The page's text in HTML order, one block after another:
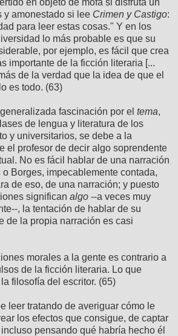
y amonestado si lee Crimen y Castigo:
para leer estas cosas." Y en los
lo más probable es que su
por ejemplo, es fácil que crea
importante de la ficción literaria [...
de la verdad que la idea de que el
es todo. (63)
fascinación por el tema,
de lengua y literatura de los
y universitarios, se debe a la
el profesor de decir algo soprendente
No es fácil hablar de una narración
Borges, impecablemente contada,
de eso, de una narración; y puesto
significan algo --a veces muy
, la tentación de hablar de su
de la propia narración es casi
morales a la gente es contrario a
de la ficción literaria. Lo que
filosofía del escritor. (65)
leer tratando de averiguar cómo le
los efectos que consigue, de captar
pensando qué habría hecho él